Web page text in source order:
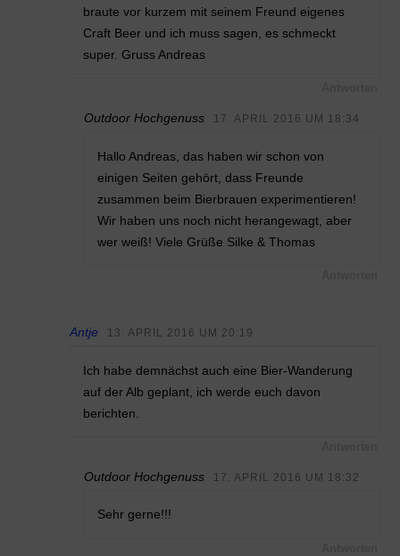
braute vor kurzem mit seinem Freund eigenes
Craft Beer und ich muss sagen, es schmeckt
super. Gruss Andreas
Outdoor Hochgenuss 17. APRIL 2016 UM 18:34
Hallo Andreas, das haben wir schon von
einigen Seiten gehört, dass Freunde
zusammen beim Bierbrauen experimentieren!
Wir haben uns noch nicht herangewagt, aber
wer weiß! Viele Grüße Silke & Thomas
Antje 13. APRIL 2016 UM 20:19
Ich habe demnächst auch eine Bier-Wanderung
auf der Alb geplant, ich werde euch davon
berichten.
Outdoor Hochgenuss 17. APRIL 2016 UM 18:32
Sehr gerne!!!